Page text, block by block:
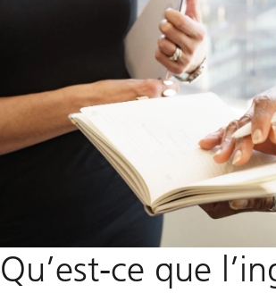
Qu’est-ce que